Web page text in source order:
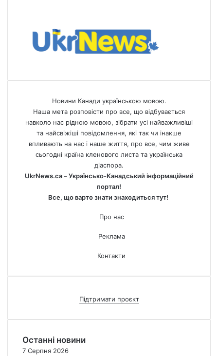
Новини Канади українською мовою.
Наша мета розповісти про все, що відбувається
навколо нас рідною мовою, зібрати усі найважливіші
та найсвіжіші повідомлення, які так чи інакше
впливають на нас і наше життя, про все, чим живе
сьогодні країна кленового листа та українська
діаспора.
UkrNews.ca – Українсько-Канадський інформаційний
портал!
Все, що варто знати знаходиться тут!
Про нас
Реклама
Контакти
Підтримати проєкт
Останні новини
7 Серпня 2026